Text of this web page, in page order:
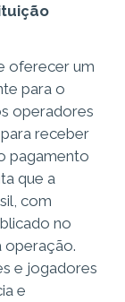
oferecer um
para o
operadores
receber
pagamento
que a
com
no
operação.
e jogadores
e